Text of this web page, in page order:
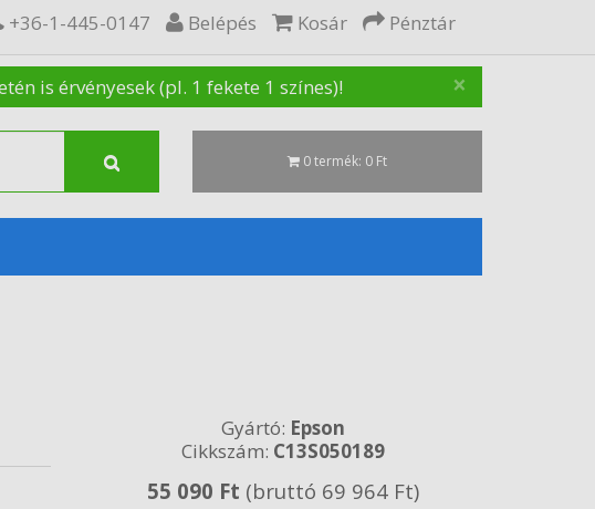
+36-1-445-0147 Belépés Kosár Pénztár
×
is érvényesek (pl. 1 fekete 1 színes)!
0 termék: 0 Ft
Gyártó: Epson
Cikkszám: C13S050189
55 090 Ft (bruttó 69 964 Ft)